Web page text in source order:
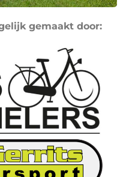
gemaakt door: